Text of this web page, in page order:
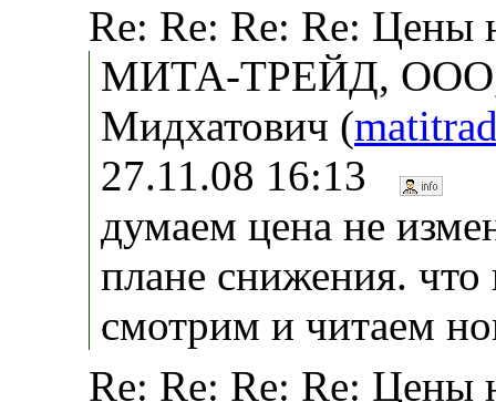
Re: Re: Re: Re: Цены
МИТА-ТРЕЙД, ООО,
Мидхатович (
27.11.08 16:13
думаем цена не
плане снижения. что
смотрим и читаем
Re: Re: Re: Re: Цены